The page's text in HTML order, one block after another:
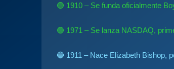
🟢 1910 – Se funda oficialmente
🟢 1971 – Se lanza NASDAQ,
🔵 1911 – Nace Elizabeth Bishop,